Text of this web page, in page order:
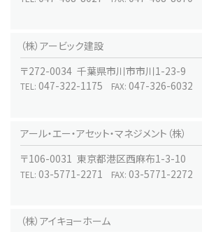
（株）アービック建設
〒272-0034 千葉県市川市市川1-23-9
TEL: 047-322-1175 FAX: 047-326-6032
アール・エー・アセット・マネジメント（株）
〒106-0031 東京都港区西麻布1-3-10
TEL: 03-5771-2271 FAX: 03-5771-2272
（株）アイキョーホーム